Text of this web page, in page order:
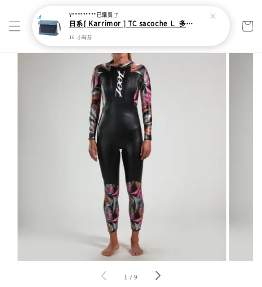
1 /9
Y*********已購買了
日系[ Karrimor ] TC sacoche Ｌ 多功能輕旅收納袋
16 小時前